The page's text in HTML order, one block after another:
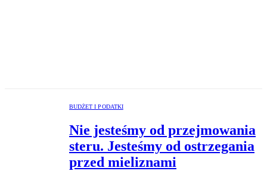
BUDŻET I PODATKI
Nie jesteśmy od przejmowania
steru. Jesteśmy od ostrzegania
przed mieliznami